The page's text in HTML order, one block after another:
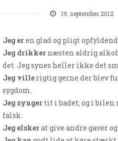
19. september 2012
Jeg eren glad og pligt
Jeg drikker næsten aldrig
det. Jeg synes heller ikke det
Jeg ville rigtig gerne der blev
sygdom.
Jeg synger tit i badet, og i bilen
falsk.
Jeg elskerat give andre gaver